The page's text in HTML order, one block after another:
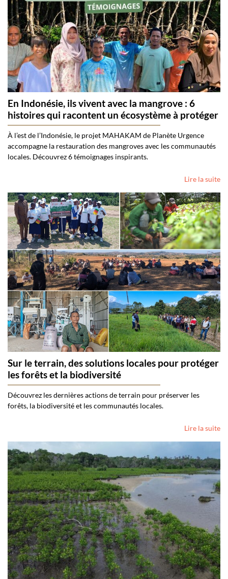
En Indonésie, ils vivent avec la mangrove : 6
histoires qui racontent un écosystème à protéger
À l’est de l’Indonésie, le projet MAHAKAM de Planète Urgence
accompagne la restauration des mangroves avec les communautés
locales. Découvrez 6 témoignages inspirants.
Lire la suite
Sur le terrain, des solutions locales pour protéger
les forêts et la biodiversité
Découvrez les dernières actions de terrain pour préserver les
forêts, la biodiversité et les communautés locales.
Lire la suite